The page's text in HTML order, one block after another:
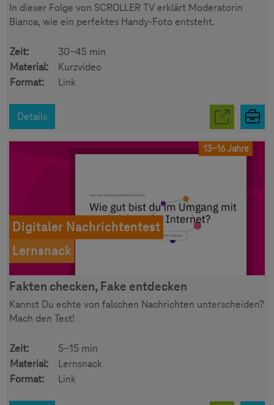
In dieser Folge von SCROLLER TV erklärt Moderatorin
Bianca, wie ein perfektes Handy-Foto entsteht.
Zeit:
30-45 min
Material:
Kurzvideo
Format:
Link
Details
13-16 Jahre
Digitaler Nachrichtentest
Lernsnack
Fakten checken, Fake entdecken
Kannst Du echte von falschen Nachrichten unterscheiden?
Mach den Test!
Zeit:
5-15 min
Material:
Lernsnack
Format:
Link